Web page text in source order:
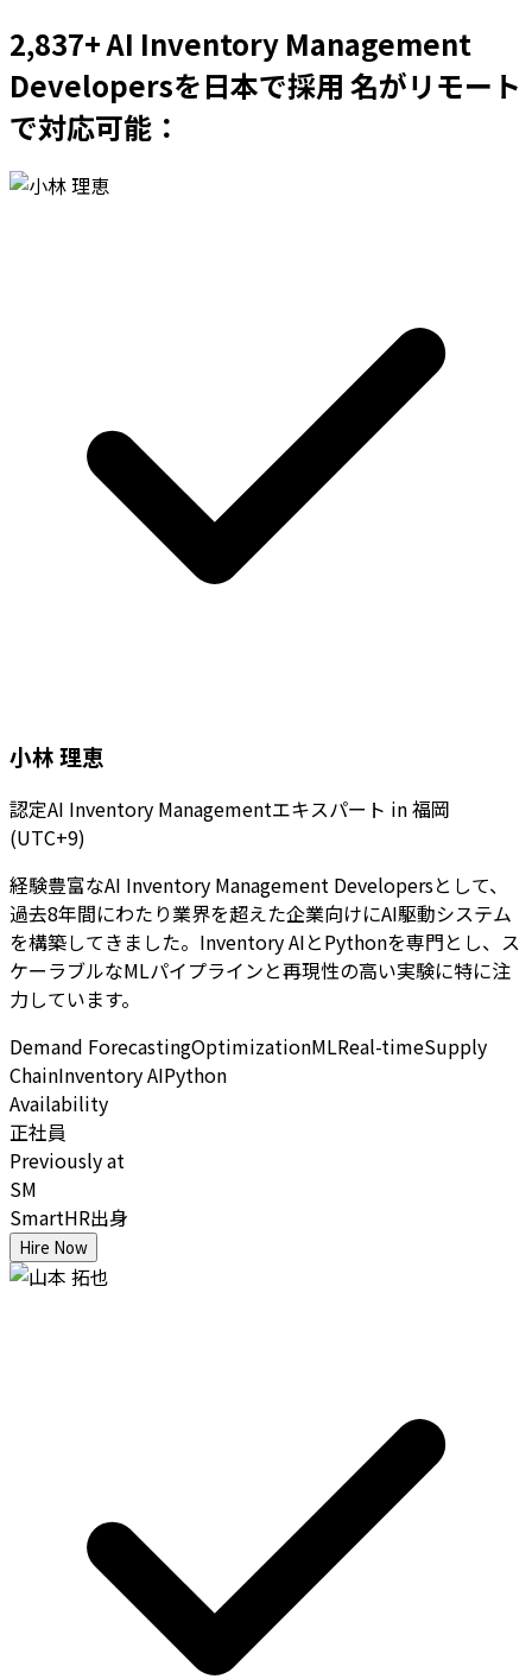
2,837+ AI Inventory Management
Developersを日本で採用 名がリモート
で対応可能：
小林 理恵
認定AI Inventory Managementエキスパート in福岡
(UTC+9)
経験豊富なAI Inventory Management Developersとして、
過去8年間にわたり業界を超えた企業向けにAI駆動システム
を構築してきました。Inventory AIとPythonを専門とし、ス
ケーラブルなMLパイプラインと再現性の高い実験に特に注
力しています。
Demand ForecastingOptimizationMLReal-timeSupply
ChainInventory AIPython
Availability
正社員
Previously at
SM
SmartHR出身
Hire Now